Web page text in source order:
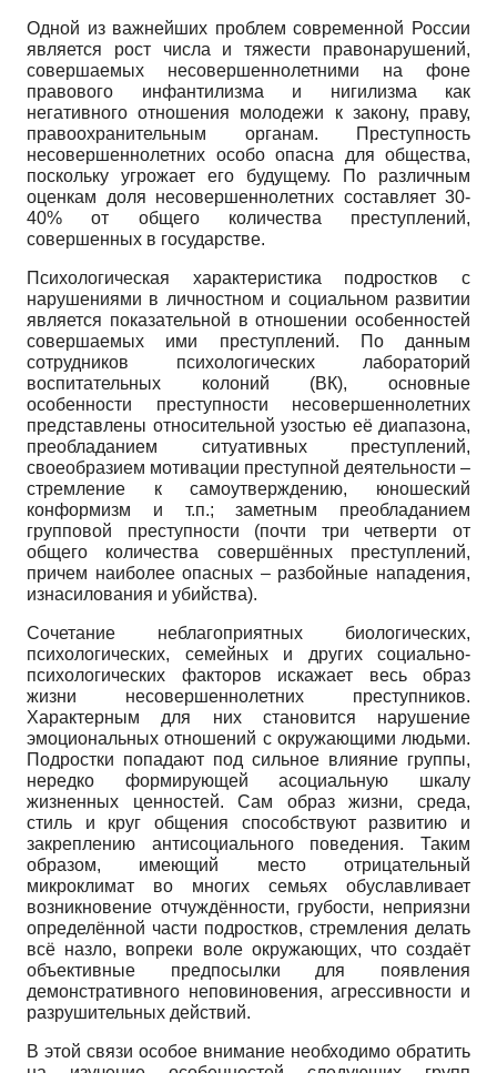
Одной из важнейших проблем современной России
является рост числа и тяжести правонарушений,
совершаемых несовершеннолетними на фоне
правового инфантилизма и нигилизма как
негативного отношения молодежи к закону, праву,
правоохранительным органам. Преступность
несовершеннолетних особо опасна для общества,
поскольку угрожает его будущему. По различным
оценкам доля несовершеннолетних составляет 30-
40% от общего количества преступлений,
совершенных в государстве.
Психологическая характеристика подростков с
нарушениями в личностном и социальном развитии
является показательной в отношении особенностей
совершаемых ими преступлений. По данным
сотрудников психологических лабораторий
воспитательных колоний (ВК), основные
особенности преступности несовершеннолетних
представлены относительной узостью её диапазона,
преобладанием ситуативных преступлений,
своеобразием мотивации преступной деятельности –
стремление к самоутверждению, юношеский
конформизм и т.п.; заметным преобладанием
групповой преступности (почти три четверти от
общего количества совершённых преступлений,
причем наиболее опасных – разбойные нападения,
изнасилования и убийства).
Сочетание неблагоприятных биологических,
психологических, семейных и других социально-
психологических факторов искажает весь образ
жизни несовершеннолетних преступников.
Характерным для них становится нарушение
эмоциональных отношений с окружающими людьми.
Подростки попадают под сильное влияние группы,
нередко формирующей асоциальную шкалу
жизненных ценностей. Сам образ жизни, среда,
стиль и круг общения способствуют развитию и
закреплению антисоциального поведения. Таким
образом, имеющий место отрицательный
микроклимат во многих семьях обуславливает
возникновение отчуждённости, грубости, неприязни
определённой части подростков, стремления делать
всё назло, вопреки воле окружающих, что создаёт
объективные предпосылки для появления
демонстративного неповиновения, агрессивности и
разрушительных действий.
В этой связи особое внимание необходимо обратить